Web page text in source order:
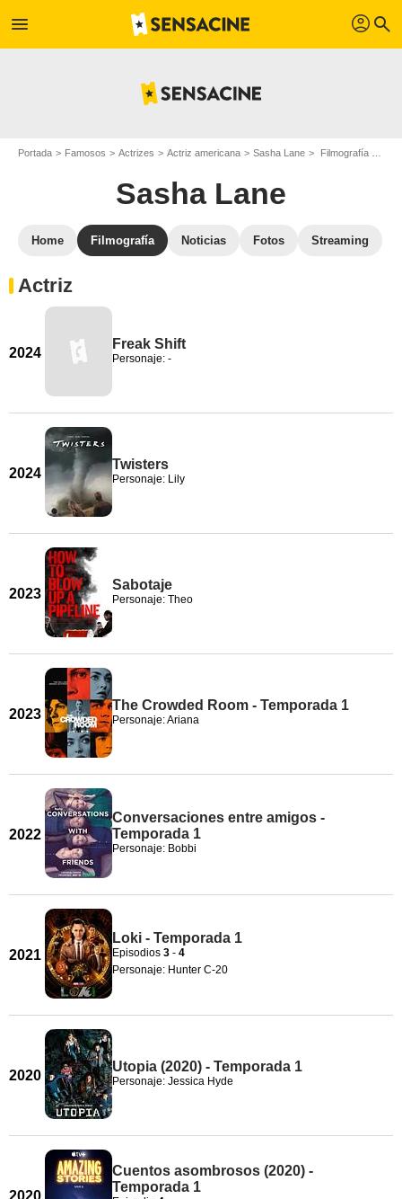
menu profil search
Portada Famosos Actrizes Actriz americana Sasha Lane Filmografía Sasha Lane
Sasha Lane
Home Filmografía Noticias Fotos Streaming
Actriz
2024
Freak Shift
Personaje: -
2024
Twisters
Personaje: Lily
2023
Sabotaje
Personaje: Theo
2023
The Crowded Room - Temporada 1
Personaje: Ariana
2022
Conversaciones entre amigos -
Temporada 1
Personaje: Bobbi
2021
Loki - Temporada 1
Episodios 3 - 4
Personaje: Hunter C-20
2020
Utopia (2020) - Temporada 1
Personaje: Jessica Hyde
2020
Cuentos asombrosos (2020) -
Temporada 1